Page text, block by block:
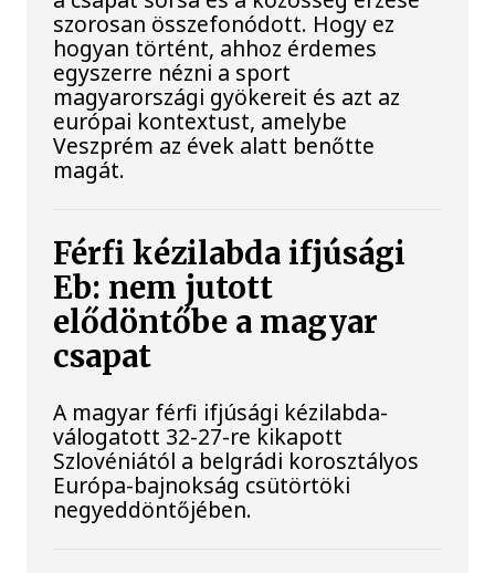
szorosan összefonódott. Hogy ez
hogyan történt, ahhoz érdemes
egyszerre nézni a sport
magyarországi gyökereit és azt az
európai kontextust, amelybe
Veszprém az évek alatt benőtte
magát.
Férfi kézilabda ifjúsági
Eb: nem jutott
elődöntőbe a magyar
csapat
A magyar férfi ifjúsági kézilabda-
válogatott 32-27-re kikapott
Szlovéniától a belgrádi korosztályos
Európa-bajnokság csütörtöki
negyeddöntőjében.